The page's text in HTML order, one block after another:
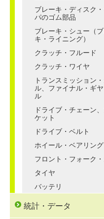
ブレーキ・ディスク・
パのゴム部品
ブレーキ・シュー（
キ・ライニング）
クラッチ・フルード
クラッチ・ワイヤ
トランスミッション
ル、ファイナル・ギ
ル
ドライブ・チェーン
ケット
ドライブ・ベルト
ホイール・ベアリング
フロント・フォーク
タイヤ
バッテリ
統計・データ